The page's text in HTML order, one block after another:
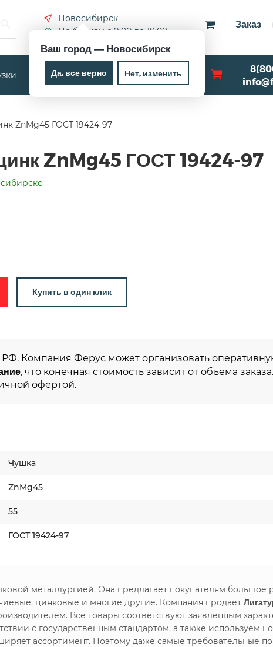
Новосибирск
Ваш город — Новосибирск
Да, все верно Нет, изменить
По будням с 9:00 до 18:00
Заказ
Новости Контакты
ZnMg45 ГОСТ 19424-97
ZnMg45 ГОСТ 19424-97
Купить в один клик
Компания Ферус может организовать
, что конечная стоимость зависит от объема
офертой.
Чушка
ZnMg45
55
ГОСТ 19424-97
металлургией. Она предлагает покупателям большое
цинковые и многие другие. Компания продает
Все товары соответствуют заявленным
с государственным стандартом, а также используем
ассортимент. Поэтому даже самые требовательные